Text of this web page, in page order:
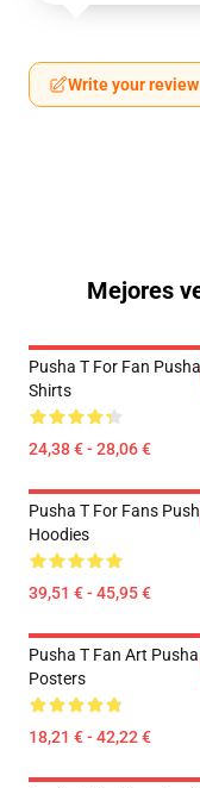
Write your review
Mejores
Pusha T For Fan Pusha
Shirts
24,38 € - 28,06 €
Pusha T For Fans
Hoodies
39,51 € - 45,95 €
Pusha T Fan Art
Posters
18,21 € - 42,22 €